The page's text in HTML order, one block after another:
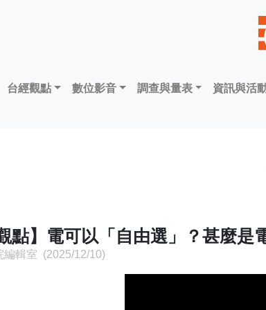
台經觀點 數位影音 調查與量表 資訊與活
點】電可以「自由選」？甚麼是
編輯室 (2025/12/10)